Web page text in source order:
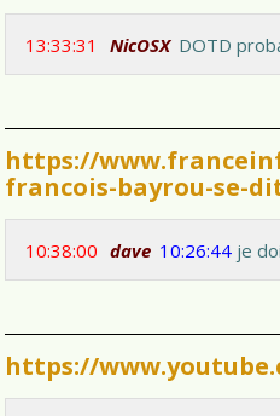
13:33:31 NicOSX DOTD
https://
francois-bayrou-se-
10:38:00 dave 10:26:44 je
https://